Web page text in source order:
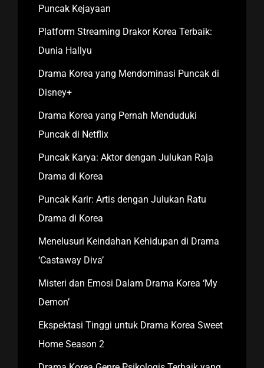
Puncak Kejayaan
Platform Streaming Drakor Korea Terbaik:
Dunia Hallyu
Drama Korea yang Mendominasi Puncak di
Disney+
Drama Korea yang Pernah Menduduki
Puncak di Netflix
Puncak Karya: Aktor dengan Julukan Raja
Drama di Korea
Puncak Karir: Artis dengan Julukan Ratu
Drama di Korea
Menelusuri Keindahan Kehidupan di Drama
‘Castaway Diva’
Misteri dan Emosi Dalam Drama Korea ‘My
Demon’
Ekspektasi Tinggi untuk Drama Korea Sweet
Home Season 2